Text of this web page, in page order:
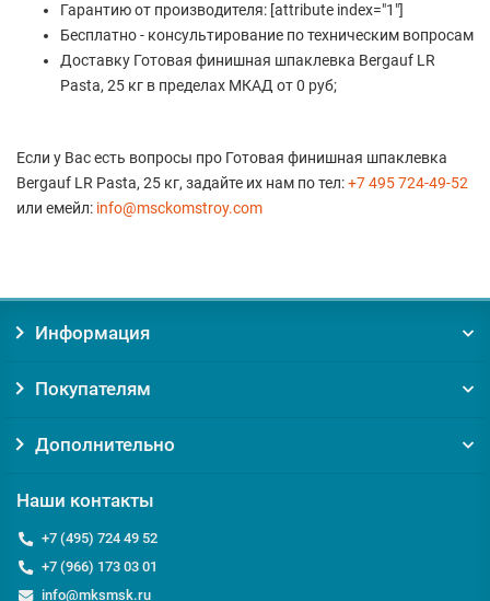
Гарантию от производителя: [attribute index="1"]
Бесплатно - консультирование по техническим вопросам
Доставку Готовая финишная шпаклевка Bergauf LR
Pasta, 25 кг в пределах МКАД от 0 руб;
Если у Вас есть вопросы про Готовая финишная шпаклевка
Bergauf LR Pasta, 25 кг, задайте их нам по тел:+7 495 724-49-52
или емейл: info@msckomstroy.com
Информация
Покупателям
Дополнительно
Наши контакты
+7 (495) 724 49 52
+7 (966) 173 03 01
info@mksmsk.ru